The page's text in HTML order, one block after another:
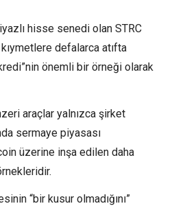
hisse senedi olan STRC
defalarca atıfta
önemli bir örneği olarak
araçlar yalnızca şirket
sermaye piyasası
üzerine inşa edilen daha
“bir kusur olmadığını”